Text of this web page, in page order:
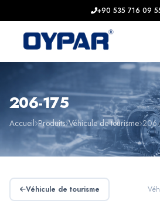
+90 535 716 09
206-175
Accueil Produits Véhicule de tourisme
Véhicule de tourisme